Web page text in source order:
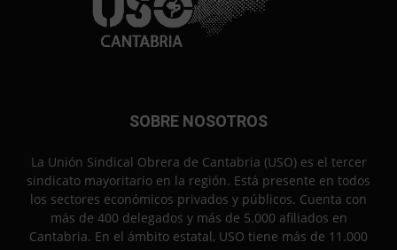
SOBRE NOSOTROS
La Unión Sindical Obrera de Cantabria (USO) es el tercer
sindicato mayoritario en la región. Está presente en todos
los sectores económicos privados y públicos. Cuenta con
más de 400 delegados y más de 5.000 afiliados en
Cantabria. En el ámbito estatal, USO tiene más de 11.000